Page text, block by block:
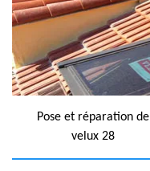
Pose et réparation de
velux 28